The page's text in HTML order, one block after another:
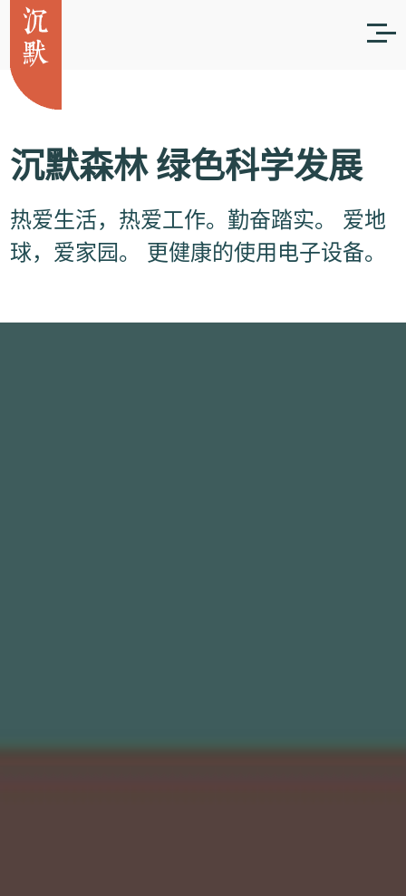
沉默森林 绿色科学发展
热爱生活，热爱工作。勤奋踏实。
爱地
球，爱家园。
更健康的使用电子设备。